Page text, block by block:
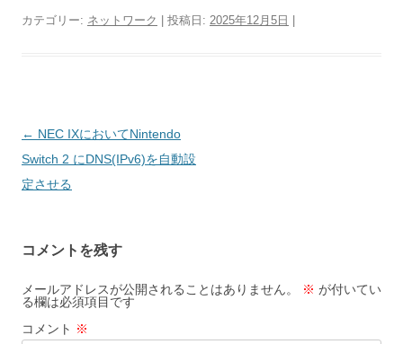
カテゴリー: ネットワーク | 投稿日: 2025年12月5日
投
稿
ナ
ー
シ
ョ
ン
← NEC IXにおいてNintendo
Switch 2 にDNS(IPv6)を自動設
定させる
コメントを残す
メールアドレスが公開されることはありません。 ※ が付いてい
る欄は必須項目です
コメント ※